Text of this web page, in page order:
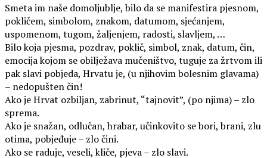
Smeta im naše domoljublje, bilo da se manifestira pjesnom,
pokličem, simbolom, znakom, datumom, sjećanjem,
uspomenom, tugom, žaljenjem, radosti, slavljem, …
Bilo koja pjesma, pozdrav, poklič, simbol, znak, datum, čin,
emocija kojom se obilježava mučeništvo, tuguje za žrtvom ili
pak slavi pobjeda, Hrvatu je, (u njihovim bolesnim glavama)
– nedopušten čin!
Ako je Hrvat ozbiljan, zabrinut, “tajnovit”, (po njima) – zlo
sprema.
Ako je snažan, odlučan, hrabar, učinkovito se bori, brani, zlu
otima, pobjeđuje – zlo čini.
Ako se raduje, veseli, kliče, pjeva – zlo slavi.